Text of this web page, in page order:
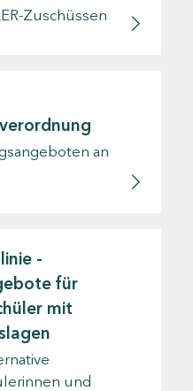
Zuschüssen
an
-
für
mit
und